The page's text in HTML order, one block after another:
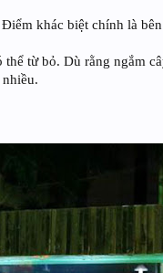
khác biệt chính là
từ bỏ. Dù rằng ngắm